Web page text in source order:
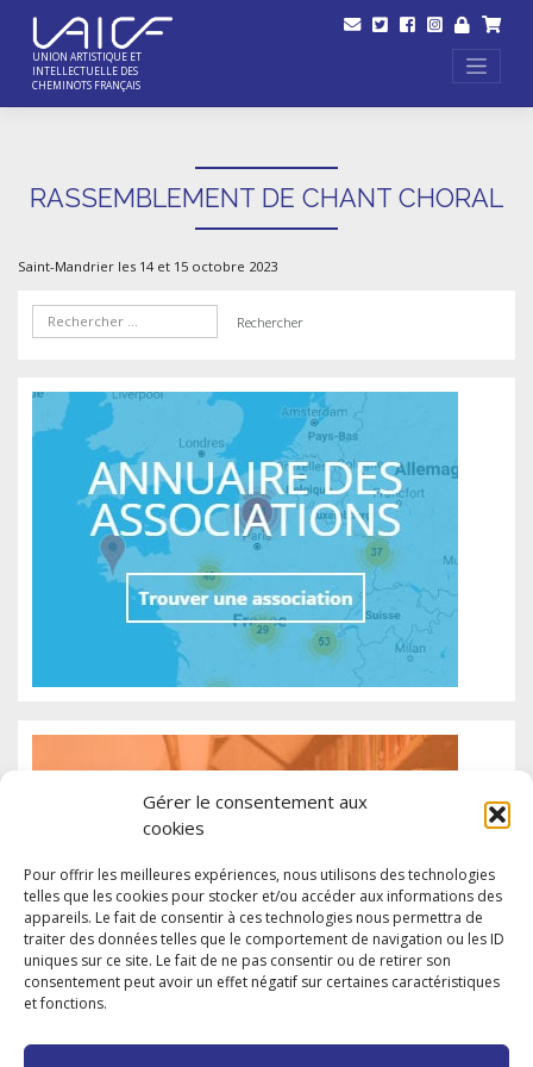
Gérer le consentement aux
cookies
Pour offrir les meilleures expériences, nous utilisons des technologies
telles que les cookies pour stocker et/ou accéder aux informations des
appareils. Le fait de consentir à ces technologies nous permettra de
traiter des données telles que le comportement de navigation ou les ID
uniques sur ce site. Le fait de ne pas consentir ou de retirer son
consentement peut avoir un effet négatif sur certaines caractéristiques
et fonctions.
content
UNION ARTISTIQUE ET
INTELLECTUELLE DES
CHEMINOTS FRANÇAIS
RASSEMBLEMENT DE CHANT CHORAL
Saint-Mandrier les 14 et 15 octobre 2023